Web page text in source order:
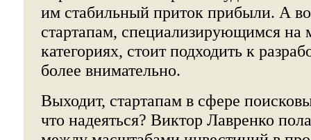
им стабильный приток прибыли. А
стартапам, специализирующимся на
категориях, стоит подходить к
более внимательно.
Выходит, стартапам в сфере
что надеяться? Виктор Лавренко